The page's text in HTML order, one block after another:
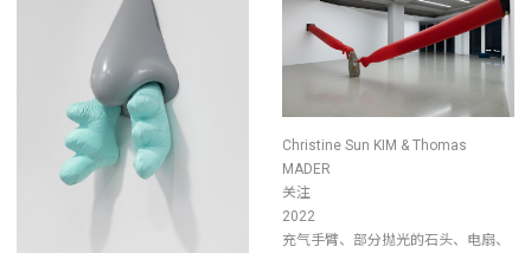
Christine Sun KIM & Thomas
MADER
关注
2022
充气手臂、部分抛光的石头、电扇、